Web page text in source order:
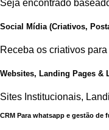
Seja encontrado
Social Mídia (Criativos,
Receba os criativos
Websites, Landing Pages &
Sites Institucionais,
CRM Para whatsapp e gestão de